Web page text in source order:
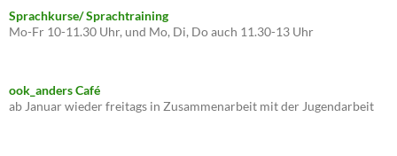
Sprachkurse/ Sprachtraining
Mo-Fr 10-11.30 Uhr, und Mo, Di, Do auch 11.30-13 Uhr
ook_anders Café
ab Januar wieder freitags in Zusammenarbeit mit der Jugendarbeit